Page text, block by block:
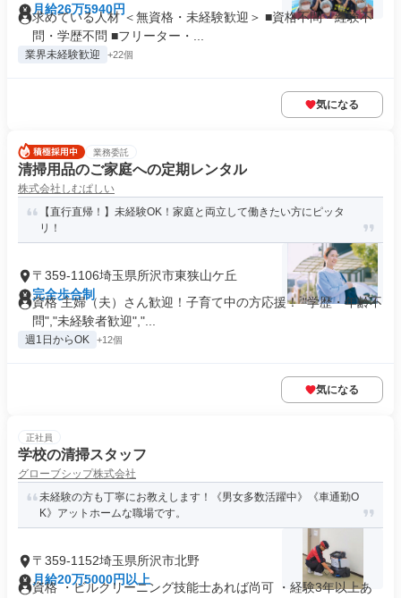
月給26万5940円
求めている人材 ＜無資格・未経験歓迎＞ ■資格不問・経験不
問・学歴不問 ■フリーター・...
業界未経験歓迎 +22個
気になる
業務委託
清掃用品のご家庭への定期レンタル
株式会社しむぱしい
【直行直帰！】未経験OK！家庭と両立して働きたい方にピッタ
リ！
〒359-1106埼玉県所沢市東狭山ケ丘
完全歩合制
資格 主婦（夫）さん歓迎！子育て中の方応援！ "学歴・年齢不
問","未経験者歓迎","...
週1日からOK +12個
気になる
正社員
学校の清掃スタッフ
グローブシップ株式会社
未経験の方も丁寧にお教えします！《男女多数活躍中》《車通勤O
K》アットホームな職場です。
〒359-1152埼玉県所沢市北野
月給20万5000円以上
資格 ・ビルクリーニング技能士あれば尚可 ・経験3年以上あ